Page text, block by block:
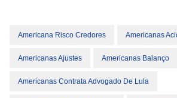
Americana Risco Credores Americanas
Americanas Ajustes Americanas Balanço
Americanas Contrata Advogado De Lula